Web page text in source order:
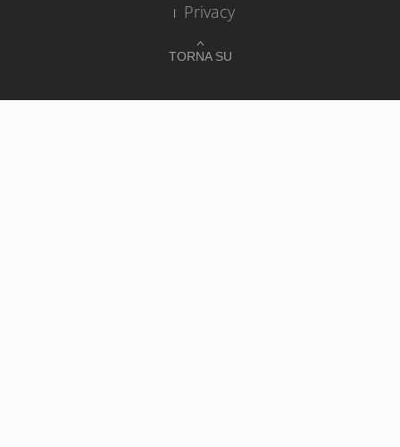
TORNA SU
Privacy